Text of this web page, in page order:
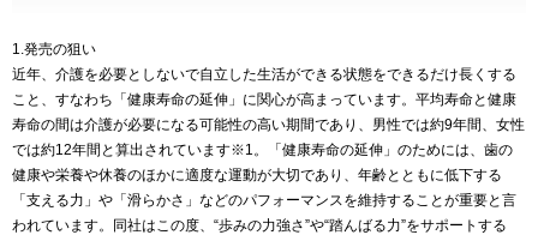
1.発売の狙い
近年、介護を必要としないで自立した生活ができる状態をできるだけ長くする
こと、すなわち「健康寿命の延伸」に関心が高まっています。平均寿命と健康
寿命の間は介護が必要になる可能性の高い期間であり、男性では約9年間、女性
では約12年間と算出されています※1。「健康寿命の延伸」のためには、歯の
健康や栄養や休養のほかに適度な運動が大切であり、年齢とともに低下する
「支える力」や「滑らかさ」などのパフォーマンスを維持することが重要と言
われています。同社はこの度、“歩みの力強さ”や“踏んばる力”をサポートする